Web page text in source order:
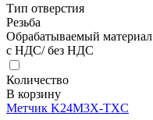
Тип отверстия
Резьба
Обрабатываемый материал
с НДС/ без НДС
Количество
В корзину
Метчик K24M3X-TXC